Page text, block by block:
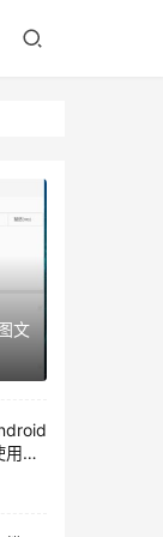
文
教